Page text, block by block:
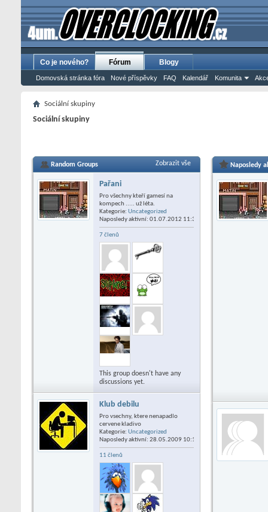
Co je nového? Fórum
Domovská stránka fóra Nové příspěvky FAQ Kalendář Komunita
Blogy
Sociální skupiny
Sociální skupiny
Zobrazit vše
Random Groups
Pařani
Pro všechny kteří gamesí na
kompech ..... už léta.
Kategorie: Uncategorized
Naposledy aktivní: 01.07.2012 11:31
7 členů
This group doesn't have any
discussions yet.
Klub debilu
Pro vsechny, ktere nenapadlo
cervene kladivo
Kategorie: Uncategorized
Naposledy aktivní: 28.05.2009 10:13
11 členů
Naposledy